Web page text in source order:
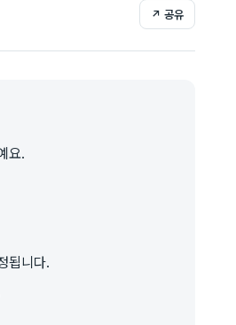
↗ 공유
요.
됩니다.